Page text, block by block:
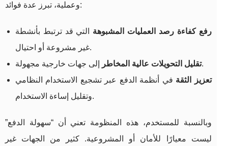
وعملية، تبرز عدة فوائد:
رفع كفاءة رصد العمليات المشبوهة التي قد ترتبط بأنشطة
غير مشروعة أو احتيال.
تقليل التحويلات عالية المخاطرإلى جهات خارجية مجهولة.
تعزيز الثقة في أنظمة الدفع عبر تشجيع الاستخدام النظامي
وتقليل إساءة الاستخدام.
وبالنسبة للمستخدم، هذه المنظومة تعني أن “سهولة الدفع”
ليست معيارًا للأمان أو المشروعية. كثير من الجهات غير